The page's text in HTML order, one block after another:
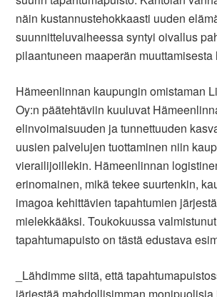
näin kustannustehokkaasti uuden
suunnitteluvaiheessa syntyi oivallus
pilaantuneen maaperän muuttamisesta
Hämeenlinnan kaupungin omistaman
Oy:n päätehtäviin kuuluvat
elinvoimaisuuden ja tunnettuuden
uusien palvelujen tuottaminen niin
vierailijoillekin. Hämeenlinnan
erinomainen, mikä tekee suurtenkin,
imagoa kehittävien tapahtumien
mielekkääksi. Toukokuussa
tapahtumapuisto on tästä edustava
_Lähdimme siitä, että